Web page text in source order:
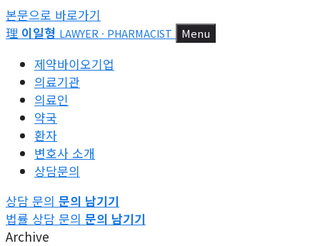
본문으로 바로가기
理 이일형 LAWYER · PHARMACIST Menu
제약바이오기업
의료기관
의료인
약국
환자
변호사 소개
상담문의
상담 문의 문의 남기기
법률 상담 문의 문의 남기기
Archive